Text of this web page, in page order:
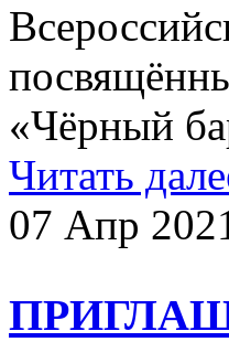
«Чёрный
Читать
07 Апр